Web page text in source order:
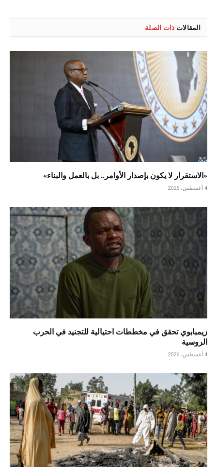
المقالات ذات الصلة
«الاستقرار لا يكون بإصدار الأوامر.. بل بالعمل والبناء»
4 أغسطس، 2026
زيمبابوي تحقق في مخططات احتيالية للتجنيد في الحرب
الروسية
4 أغسطس، 2026